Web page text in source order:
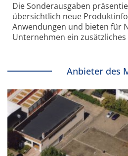
Die Sonder­ausgaben
übersichtlich neue
Anwendungen und bieten für
Unternehmen ein zusätzliches
Anbieter des